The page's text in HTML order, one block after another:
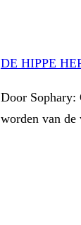
DE HIPPE
Door Sophary:
worden van